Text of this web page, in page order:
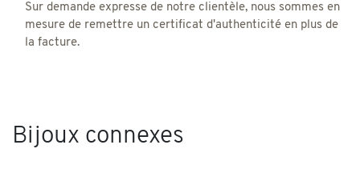
Sur demande expresse de notre clientèle, nous sommes en
mesure de remettre un certificat d'authenticité en plus de
la facture.
Bijoux connexes